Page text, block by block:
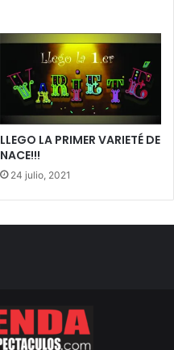
LLEGO LA PRIMER VARIETÉ DE
NACE!!!
24 julio, 2021